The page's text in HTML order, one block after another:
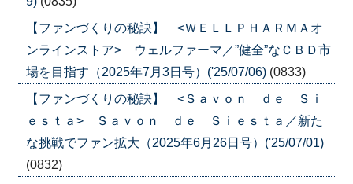
【ファンづくりの秘訣】 <ＷＥＬＬＰＨＡＲＭＡオ
ンラインストア> ウェルファーマ／”健全”なＣＢＤ市
場を目指す（2025年7月3日号）('25/07/06) (0833)
【ファンづくりの秘訣】 <Ｓａｖｏｎ ｄｅ Ｓｉ
ｅｓｔａ> Ｓａｖｏｎ ｄｅ Ｓｉｅｓｔａ／新た
な挑戦でファン拡大（2025年6月26日号）('25/07/01)
(0832)